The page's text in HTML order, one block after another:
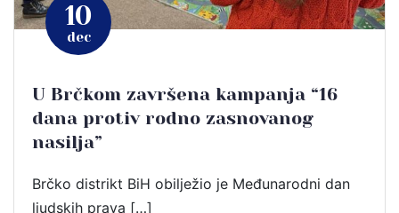
10
dec
U Brčkom završena kampanja “16
dana protiv rodno zasnovanog
nasilja”
Brčko distrikt BiH obilježio je Međunarodni dan
ljudskih prava […]